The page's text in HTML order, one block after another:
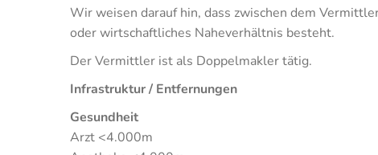
Wir weisen darauf hin, dass zwischen dem
oder wirtschaftliches Naheverhältnis besteht.
Der Vermittler ist als Doppelmakler tätig.
Infrastruktur / Entfernungen
Gesundheit
Arzt <4.000m